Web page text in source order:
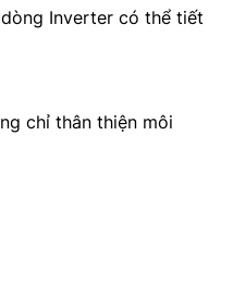
Inverter có thể tiết
chỉ thân thiện môi